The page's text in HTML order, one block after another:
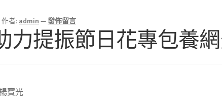
作者: admin —發佈留言
力提振節日花專包養
寶光